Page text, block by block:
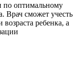
по оптимальному
Врач сможет учесть
ребенка, а